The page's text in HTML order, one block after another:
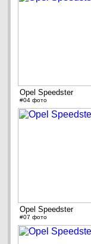
Opel Speedster
#04 фото
Opel Speedster
#07 фото